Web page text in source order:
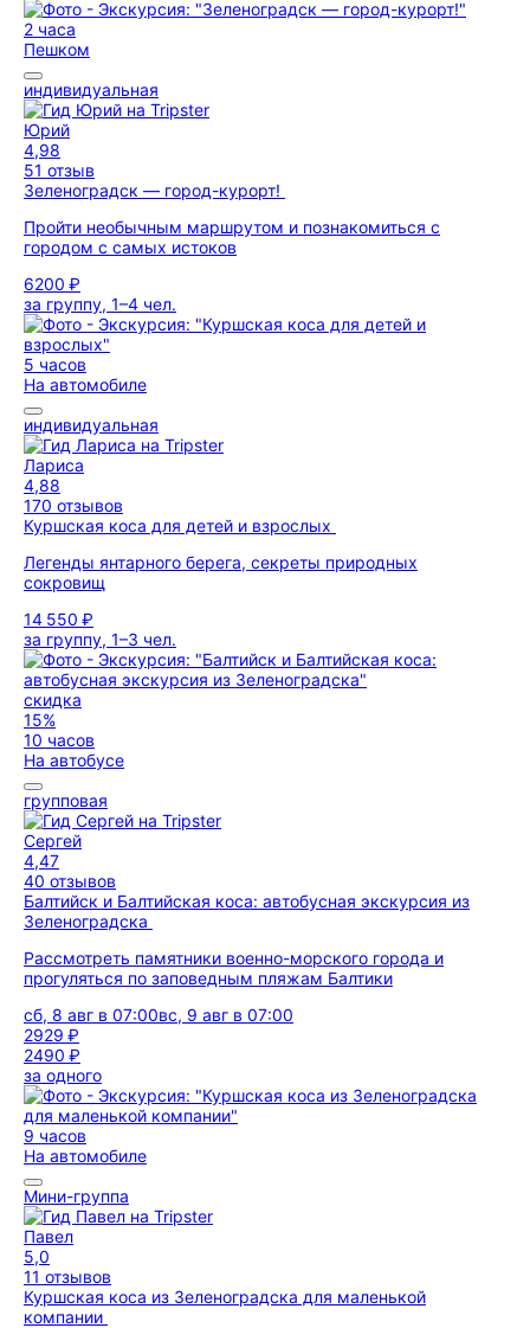
2 часа
Пешком
индивидуальная
Юрий
4,98
51 отзыв
Зеленоградск — город-курорт!
Пройти необычным маршрутом и познакомиться с
городом с самых истоков
6200 ₽
за группу, 1–4 чел.
5 часов
На автомобиле
индивидуальная
Лариса
4,88
170 отзывов
Куршская коса для детей и взрослых
Легенды янтарного берега, секреты природных
сокровищ
14 550 ₽
за группу, 1–3 чел.
скидка
15%
10 часов
На автобусе
групповая
Сергей
4,47
40 отзывов
Балтийск и Балтийская коса: автобусная экскурсия из
Зеленоградска
Рассмотреть памятники военно-морского города и
прогуляться по заповедным пляжам Балтики
сб, 8 авг в 07:00вс, 9 авг в 07:00
2929 ₽
2490 ₽
за одного
9 часов
На автомобиле
Мини-группа
Павел
5,0
11 отзывов
Куршская коса из Зеленоградска для маленькой
компании